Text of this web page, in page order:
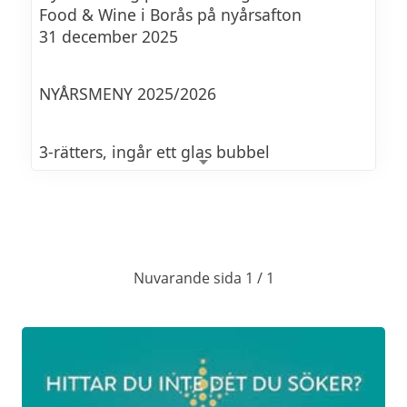
Food & Wine i Borås på nyårsafton
31 december 2025
NYÅRSMENY 2025/2026
3-rätters, ingår ett glas bubbel
Toast Skagen med löjrom och smörstekt
spetskåls och potatismos.
Nuvarande sida 1 / 1